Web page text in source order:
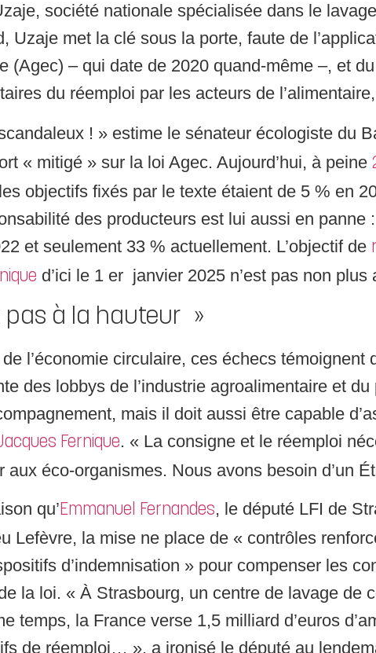
société nationale spécialisée dans le
Uzaje met la clé sous la porte, faute de
(Agec) – qui date de 2020 quand-même –, et
du réemploi par les acteurs de
! » estime le sénateur écologiste du
« mitigé » sur la loi Agec. Aujourd’hui, à peine
objectifs fixés par le texte étaient de 5 % en
des producteurs est lui aussi en panne
et seulement 33 % actuellement. L’objectif de
d’ici le 1 er janvier 2025 n’est pas non plus
pas à la hauteur »
l’économie circulaire, ces échecs témoignent
des lobbys de l’industrie agroalimentaire et
mais il doit aussi être capable
Fernique . « La consigne et le réemploi
aux éco-organismes. Nous avons besoin d’un
qu’Emmanuel Fernandes , le député LFI de
Lefèvre, la mise ne place de « contrôles
d’indemnisation » pour compenser les
la loi. « À Strasbourg, un centre de lavage de
temps, la France verse 1,5 milliard d’euros
de réemploi… », a ironisé le député au